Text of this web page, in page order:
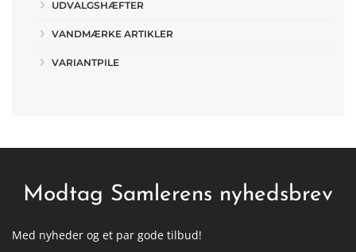
UDVALGSHÆFTER
VANDMÆRKE ARTIKLER
VARIANTPILE
Modtag Samlerens nyhedsbrev
Med nyheder og et par gode tilbud!